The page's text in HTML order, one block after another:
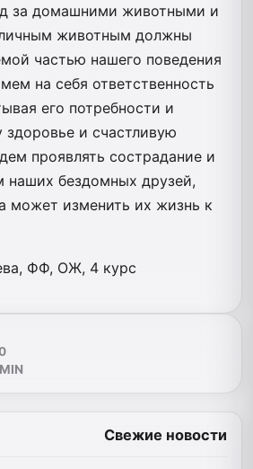
за домашними животными и
животным должны
частью нашего поведения
на себя ответственность
его потребности и
здоровье и счастливую
проявлять сострадание и
наших бездомных друзей,
может изменить их жизнь к
ФФ, ОЖ, 4 курс
Свежие новости